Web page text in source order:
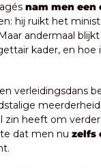
nam men een
hij ruikt het
andermaal
kader, en
verleidingsdans
zin heeft om
dat men nu zelfs